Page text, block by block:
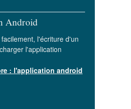
Android
l'écriture d'un
l'application
: l'application android